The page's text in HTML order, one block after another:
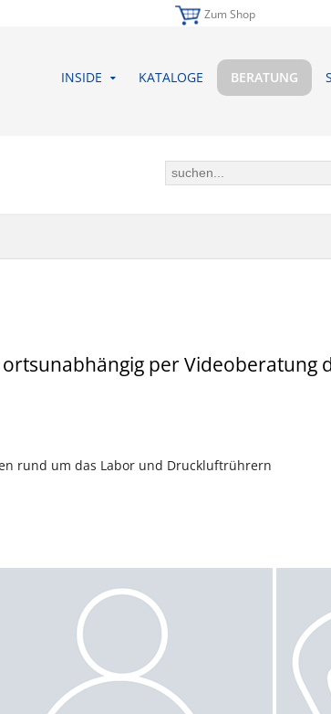
Zum Shop
INSIDE KATALOGE BERATUNG
per Videoberatung
rund um das Labor und Druckluftrührern